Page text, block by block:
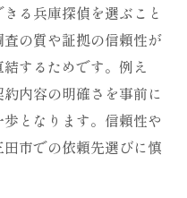
失敗しない選択術
を活用するポイント
探偵のプラン選び
婦の窓口のメリット
査契約の流れ
約手続きの流れ
る兵庫探偵を選ぶこと
の質や証拠の信頼性が
するためです。例え
内容の明確さを事前に
となります。信頼性や
市での依頼先選びに慎